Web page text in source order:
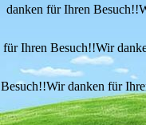
danken für Ihren
für Ihren Besuch!!Wir
Besuch!!Wir danken für